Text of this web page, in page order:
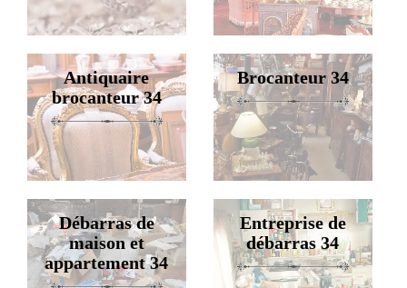
Antiquaire
brocanteur 34
Brocanteur 34
Débarras de
maison et
appartement 34
Entreprise de
débarras 34